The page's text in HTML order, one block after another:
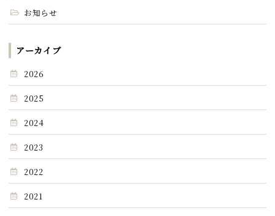
お知らせ
アーカイブ
2026
2025
2024
2023
2022
2021